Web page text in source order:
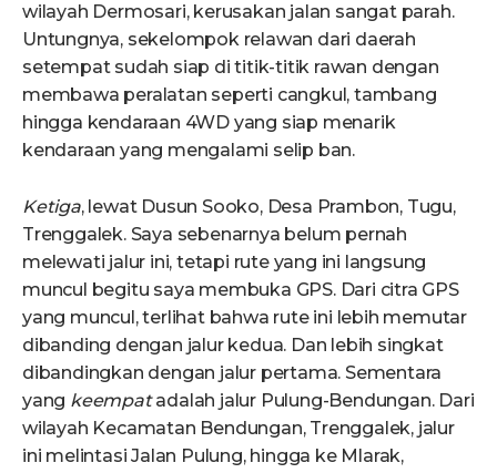
wilayah Dermosari, kerusakan jalan sangat parah.
Untungnya, sekelompok relawan dari daerah
setempat sudah siap di titik-titik rawan dengan
membawa peralatan seperti cangkul, tambang
hingga kendaraan 4WD yang siap menarik
kendaraan yang mengalami selip ban.
Ketiga, lewat Dusun Sooko, Desa Prambon, Tugu,
Trenggalek. Saya sebenarnya belum pernah
melewati jalur ini, tetapi rute yang ini langsung
muncul begitu saya membuka GPS. Dari citra GPS
yang muncul, terlihat bahwa rute ini lebih memutar
dibanding dengan jalur kedua. Dan lebih singkat
dibandingkan dengan jalur pertama. Sementara
yang keempatadalah jalur Pulung-Bendungan. Dari
wilayah Kecamatan Bendungan, Trenggalek, jalur
ini melintasi Jalan Pulung, hingga ke Mlarak,